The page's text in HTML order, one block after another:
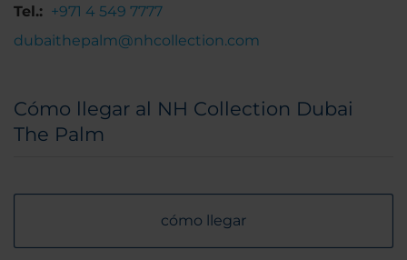
Tel.: +971 4 549 7777
dubaithepalm@nhcollection.com
Cómo llegar al NH Collection Dubai
The Palm
cómo llegar